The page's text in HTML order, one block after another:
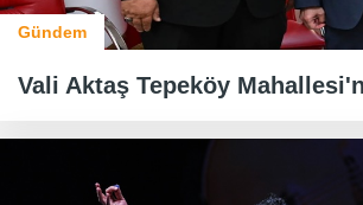
Gündem
Vali Aktaş Tepeköy